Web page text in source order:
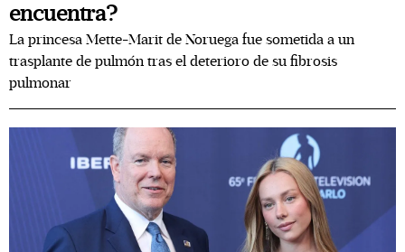
encuentra?
La princesa Mette-Marit de Noruega fue sometida a un
trasplante de pulmón tras el deterioro de su fibrosis
pulmonar